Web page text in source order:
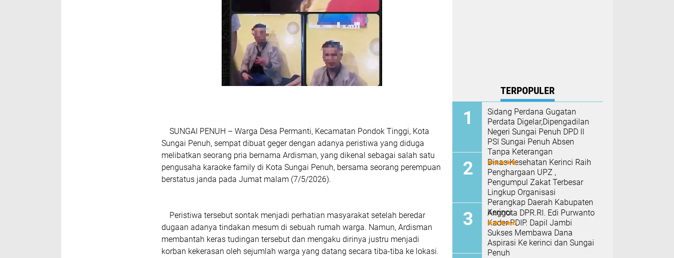
SUNGAI PENUH – Warga Desa Permanti, Kecamatan Pondok Tinggi, Kota
Sungai Penuh, sempat dibuat geger dengan adanya peristiwa yang diduga
melibatkan seorang pria bernama Ardisman, yang dikenal sebagai salah satu
pengusaha karaoke family di Kota Sungai Penuh, bersama seorang perempuan
berstatus janda pada Jumat malam (7/5/2026).
Peristiwa tersebut sontak menjadi perhatian masyarakat setelah beredar
dugaan adanya tindakan mesum di sebuah rumah warga. Namun, Ardisman
membantah keras tudingan tersebut dan mengaku dirinya justru menjadi
korban kekerasan oleh sejumlah warga yang datang secara tiba-tiba ke lokasi.
TERPOPULER
Sidang Perdana Gugatan
Perdata Digelar,Dipengadilan
Negeri Sungai Penuh DPD II
PSI Sungai Penuh Absen
Tanpa Keterangan
Dinas Kesehatan Kerinci Raih
Penghargaan UPZ ,
Pengumpul Zakat Terbesar
Lingkup Organisasi
Perangkap Daerah Kabupaten
Kerinci.
Anggota DPR.RI. Edi Purwanto
Kader PDIP. Dapil Jambi
Sukses Membawa Dana
Aspirasi Ke kerinci dan Sungai
Penuh